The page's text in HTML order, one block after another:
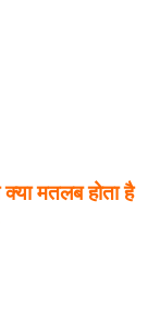
मतलब होता है